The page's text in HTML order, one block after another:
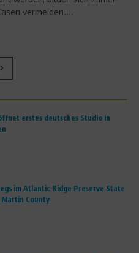
vermeiden....
erstes deutsches Studio in
im Atlantic Ridge Preserve State
County